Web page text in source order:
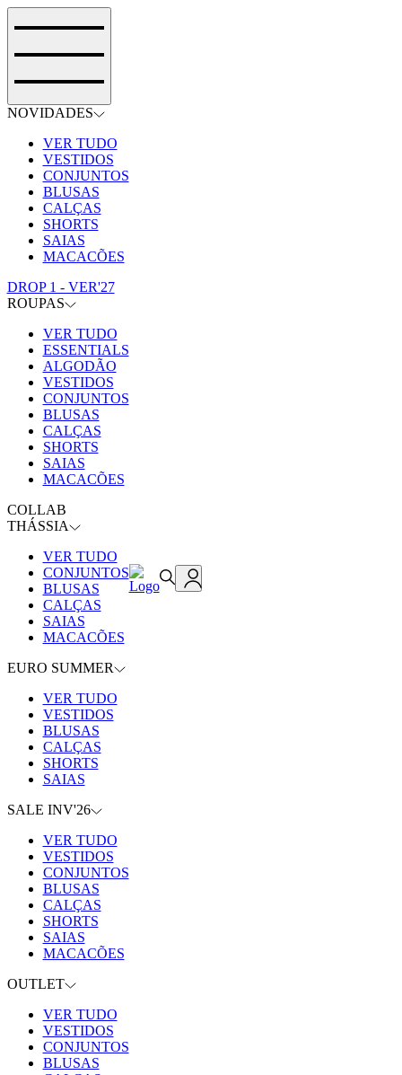
NOVIDADES
VER TUDO
VESTIDOS
CONJUNTOS
BLUSAS
CALÇAS
SHORTS
SAIAS
MACACÕES
DROP 1 - VER'27
ROUPAS
VER TUDO
ESSENTIALS
ALGODÃO
VESTIDOS
CONJUNTOS
BLUSAS
CALÇAS
SHORTS
SAIAS
MACACÕES
COLLAB
THÁSSIA
VER TUDO
CONJUNTOS
BLUSAS
CALÇAS
SAIAS
MACACÕES
EURO SUMMER
VER TUDO
VESTIDOS
BLUSAS
CALÇAS
SHORTS
SAIAS
SALE INV'26
VER TUDO
VESTIDOS
CONJUNTOS
BLUSAS
CALÇAS
SHORTS
SAIAS
MACACÕES
OUTLET
VER TUDO
VESTIDOS
CONJUNTOS
BLUSAS